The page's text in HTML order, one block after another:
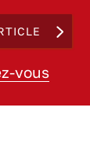
vous